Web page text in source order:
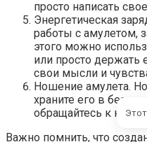
просто написать
Энергетическая
работы с амулетом,
этого можно
или просто держать
свои мысли и
Ношение амулета.
храните его в
обращайтесь к нему
Важно помнить, что